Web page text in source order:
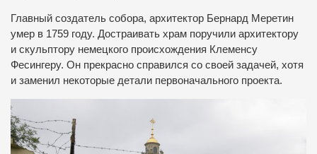
Главный создатель собора, архитектор Бернард Меретин
умер в 1759 году. Достраивать храм поручили архитектору
и скульптору немецкого происхождения Клеменсу
Фесингеру. Он прекрасно справился со своей задачей, хотя
и заменил некоторые детали первоначального проекта.